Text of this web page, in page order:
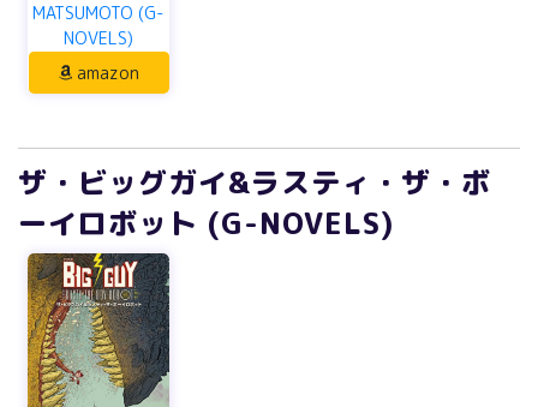
MATSUMOTO (G-
NOVELS)
amazon
ザ・ビッグガイ&ラスティ・ザ・ボ
ーイロボット (G-NOVELS)